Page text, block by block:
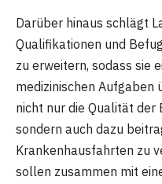
Darüber hinaus schlägt
Qualifikationen und
zu erweitern, sodass sie
medizinischen Aufgaben
nicht nur die Qualität der
sondern auch dazu
Krankenhausfahrten zu
sollen zusammen mit